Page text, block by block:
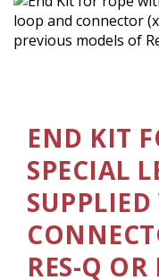
END KIT
SPECIAL
RES-Q OR